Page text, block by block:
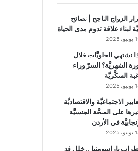
الزواج الناجح | نصائح
لبناء علاقة تدوم مدى الحياة
2025
نشتهي الحلويَّات خلال
الشهريَّة؟ السرّ وراء
السكَّريَّة
2025
الاجتماعيَّة والاقتصاديَّة
على الصحَّة الجنسيَّة
في الأردن
2025
باراسومنيا .. خلل قد